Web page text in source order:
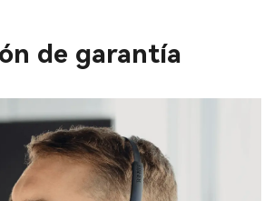
de garantía